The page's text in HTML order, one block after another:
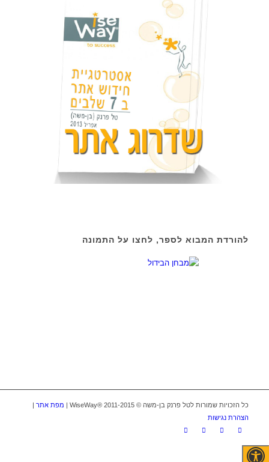
בכל עת
מחדש.
להורדת המבוא לספר, לחצו על התמונה
כל הזכויות שמורות לטל פרנק בן-משה © WiseWay® 2011-2015 | מפת אתר|
הצהרת נגישות